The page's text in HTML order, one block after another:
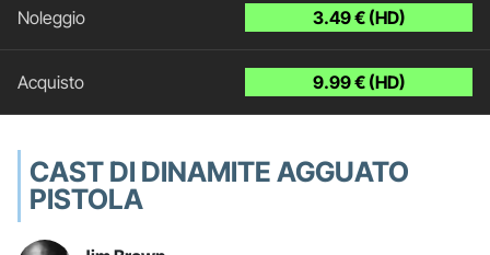
3.49 € (HD)
9.99 € (HD)
CAST DI DINAMITE AGGUATO
PISTOLA